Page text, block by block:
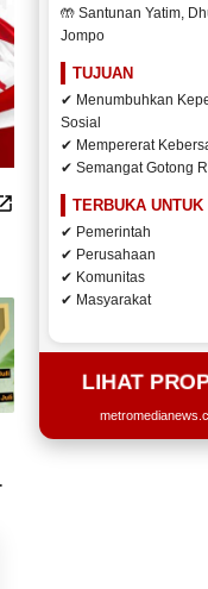
🤲 Santunan Yatim,
Jompo
TUJUAN
✔ Menumbuhkan
Sosial
✔ Mempererat
✔ Semangat Gotong
TERBUKA UNTUK
✔ Pemerintah
✔ Perusahaan
✔ Komunitas
✔ Masyarakat
LIHAT